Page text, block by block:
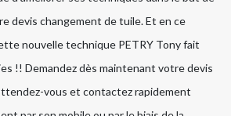
devis changement de tuile. Et en ce
nouvelle technique PETRY Tony fait
!! Demandez dès maintenant votre devis
vous et contactez rapidement